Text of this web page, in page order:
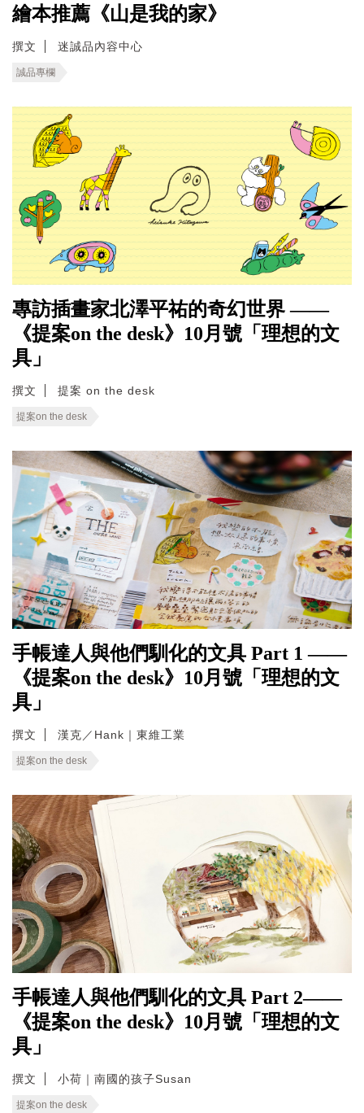
繪本推薦《山是我的家》
撰文 迷誠品內容中心
誠品專欄
專訪插畫家北澤平祐的奇幻世界 ——
《提案on the desk》10月號「理想的文
具」
撰文 提案 on the desk
提案on the desk
手帳達人與他們馴化的文具 Part 1 ——
《提案on the desk》10月號「理想的文
具」
撰文 漢克／Hank｜東維工業
提案on the desk
手帳達人與他們馴化的文具 Part 2——
《提案on the desk》10月號「理想的文
具」
撰文 小荷｜南國的孩子Susan
提案on the desk